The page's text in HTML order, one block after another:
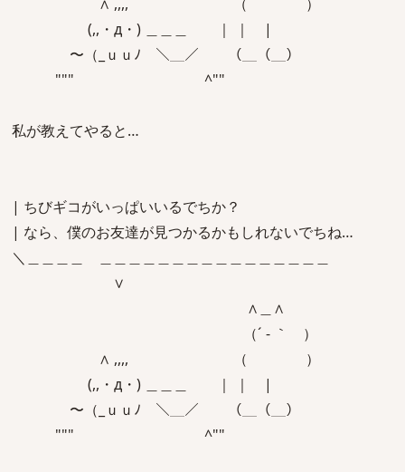
(,,・д・) ＿＿＿ ｜ ｜ |
〜（_ｕｕﾉ ＼＿／ （＿（＿）
""" ^""
私が教えてやると…
| ちびギコがいっぱいいるでちか？
| なら、僕のお友達が見つかるかもしれないでちね…
＼＿＿＿＿ ＿＿＿＿＿＿＿＿＿＿＿＿＿＿＿＿
∨
∧＿∧
（´ - ｀ ）
∧ ,,,, （ ）
(,,・д・) ＿＿＿ ｜ ｜ |
〜（_ｕｕﾉ ＼＿／ （＿（＿）
""" ^""